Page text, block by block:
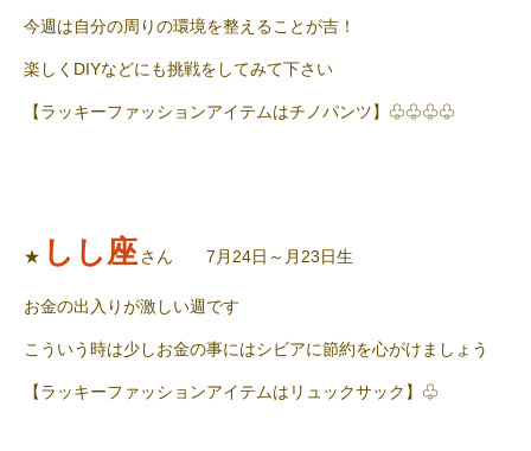
今週は自分の周りの環境を整えることが吉！
楽しくDIYなどにも挑戦をしてみて下さい
【ラッキーファッションアイテムはチノパンツ】♧♧♧♧
★ しし座さん 7月24日～月23日生
お金の出入りが激しい週です
こういう時は少しお金の事にはシビアに節約を心がけましょう
【ラッキーファッションアイテムはリュックサック】♧